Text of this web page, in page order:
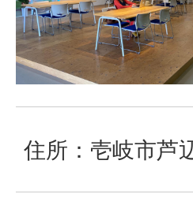
住所：壱岐市芦